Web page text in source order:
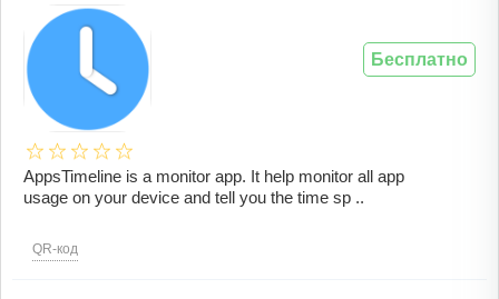
AppsTimeline is a monitor app. It help monitor all app
usage on your device and tell you the time sp ..
QR-код
Бесплатно